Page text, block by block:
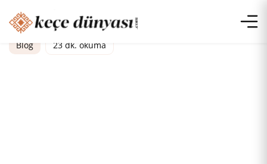
Blog 23 dk. okuma